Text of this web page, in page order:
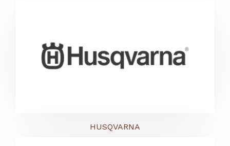
HUSQVARNA